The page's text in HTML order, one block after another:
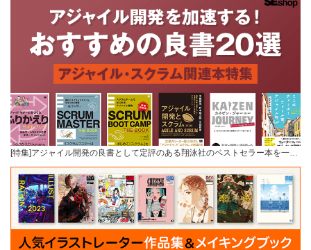
[特集]アジャイル開発の良書として定評のある翔泳社のベストセラー本を一…